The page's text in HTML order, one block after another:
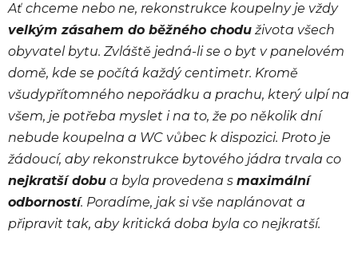
Ať chceme nebo ne, rekonstrukce koupelny je vždy
velkým zásahem do běžného chodu života všech
obyvatel bytu. Zvláště jedná-li se o byt v panelovém
domě, kde se počítá každý centimetr. Kromě
všudypřítomného nepořádku a prachu, který ulpí na
všem, je potřeba myslet i na to, že po několik dní
nebude koupelna a WC vůbec k dispozici. Proto je
žádoucí, aby rekonstrukce bytového jádra trvala co
nejkratší dobu a byla provedena s maximální
odborností. Poradíme, jak si vše naplánovat a
připravit tak, aby kritická doba byla co nejkratší.